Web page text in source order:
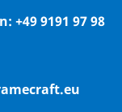
+49 9191 97 98